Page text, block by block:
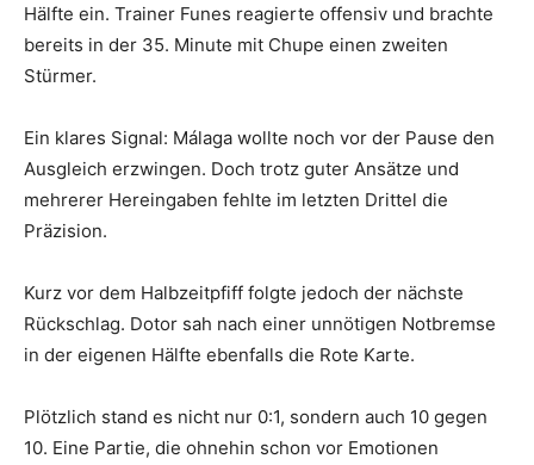
Hälfte ein. Trainer Funes reagierte offensiv und brachte
bereits in der 35. Minute mit Chupe einen zweiten
Stürmer.
Ein klares Signal: Málaga wollte noch vor der Pause den
Ausgleich erzwingen. Doch trotz guter Ansätze und
mehrerer Hereingaben fehlte im letzten Drittel die
Präzision.
Kurz vor dem Halbzeitpfiff folgte jedoch der nächste
Rückschlag. Dotor sah nach einer unnötigen Notbremse
in der eigenen Hälfte ebenfalls die Rote Karte.
Plötzlich stand es nicht nur 0:1, sondern auch 10 gegen
10. Eine Partie, die ohnehin schon vor Emotionen